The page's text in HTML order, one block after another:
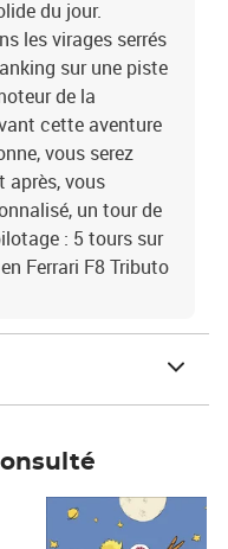
du jour.
les virages serrés
sur une piste
de la
cette aventure
vous serez
après, vous
un tour de
: 5 tours sur
Ferrari F8 Tributo
Prix 7,50€